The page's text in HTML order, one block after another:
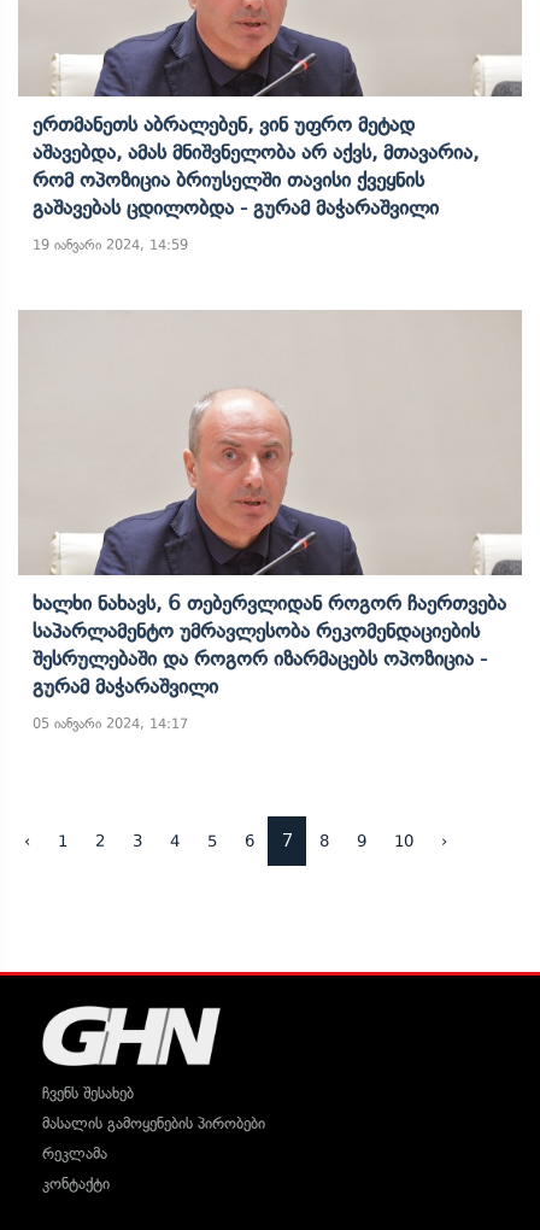
Ერთმანეთს Აბრალებენ, Ვინ Უფრო Მეტად
Აშავებდა, Ამას Მნიშვნელობა Არ Აქვს, Მთავარია,
Რომ Ოპოზიცია Ბრიუსელში Თავისი Ქვეყნის
Გაშავებას Ცდილობდა - Გურამ Მაჭარაშვილი
19 იანვარი 2024, 14:59
Ხალხი Ნახავს, 6 Თებერვლიდან Როგორ Ჩაერთვება
Საპარლამენტო Უმრავლესობა Რეკომენდაციების
Შესრულებაში Და Როგორ Იზარმაცებს Ოპოზიცია -
Გურამ Მაჭარაშვილი
05 იანვარი 2024, 14:17
‹ 1 2 3 4 5 6 7 8 9 10 ›
ჩვენს შესახებ
მასალის გამოყენების პირობები
რეკლამა
კონტაქტი